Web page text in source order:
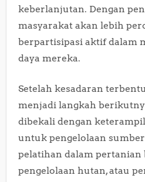
keberlanjutan. Dengan
masyarakat akan lebih
berpartisipasi aktif dalam
daya mereka.
Setelah kesadaran
menjadi langkah
dibekali dengan
untuk pengelolaan
pelatihan dalam pertanian
pengelolaan hutan, atau